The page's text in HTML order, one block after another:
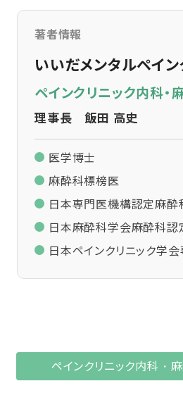
著者情報
いいだメンタルペイン
ペインクリニック内科・
理事長 飯田 高史
医学博士
麻酔科標榜医
日本専門医機構認定麻酔
日本麻酔科学会麻酔科認
日本ペインクリニック学
ペインクリニック内科・